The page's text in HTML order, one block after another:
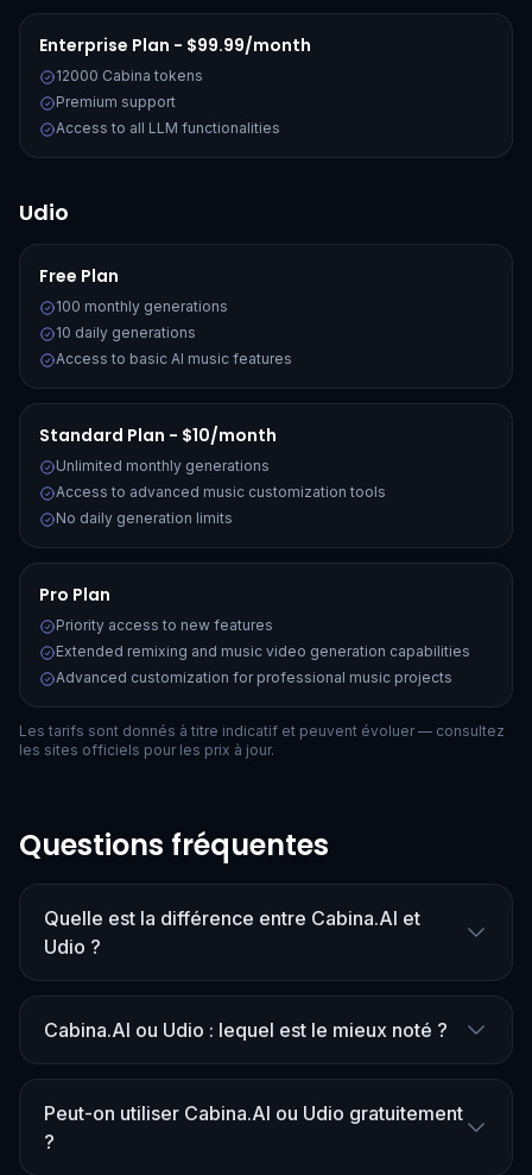
Enterprise Plan - $99.99/month
12000 Cabina tokens
Premium support
Access to all LLM functionalities
Udio
Free Plan
100 monthly generations
10 daily generations
Access to basic AI music features
Standard Plan - $10/month
Unlimited monthly generations
Access to advanced music customization tools
No daily generation limits
Pro Plan
Priority access to new features
Extended remixing and music video generation capabilities
Advanced customization for professional music projects
Les tarifs sont donnés à titre indicatif et peuvent évoluer — consultez
les sites officiels pour les prix à jour.
Questions fréquentes
Quelle est la différence entre Cabina.AI et
Udio ?
Cabina.AI ou Udio : lequel est le mieux noté ?
Peut-on utiliser Cabina.AI ou Udio gratuitement
?